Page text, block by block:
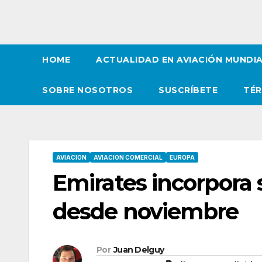
HOME ACTUALIDAD EN AVIACIÓN
SOBRE NOSOTROS SUSCRÍBETE
AVIACION AVIACION COMERCIAL EUROPA
Emirates
desde noviembre
Por Juan Delguy